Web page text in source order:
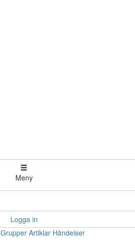
Meny
Logga in
Grupper Artiklar Händelser